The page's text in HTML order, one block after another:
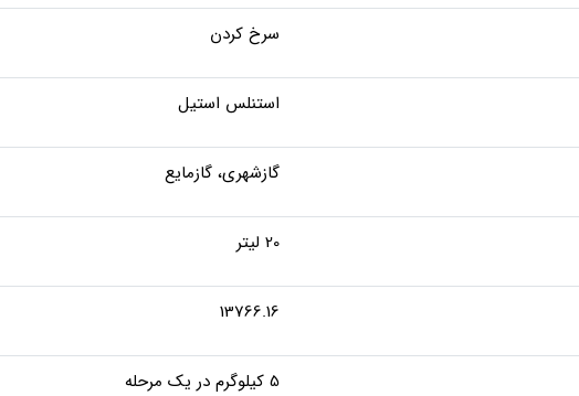
سرخ کردن
استنلس استیل
گازشهری، گازمایع
20 لیتر
13766.16
5 کیلوگرم در یک مرحله